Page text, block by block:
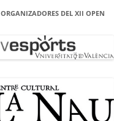
ORGANIZADORES DEL XII OPEN